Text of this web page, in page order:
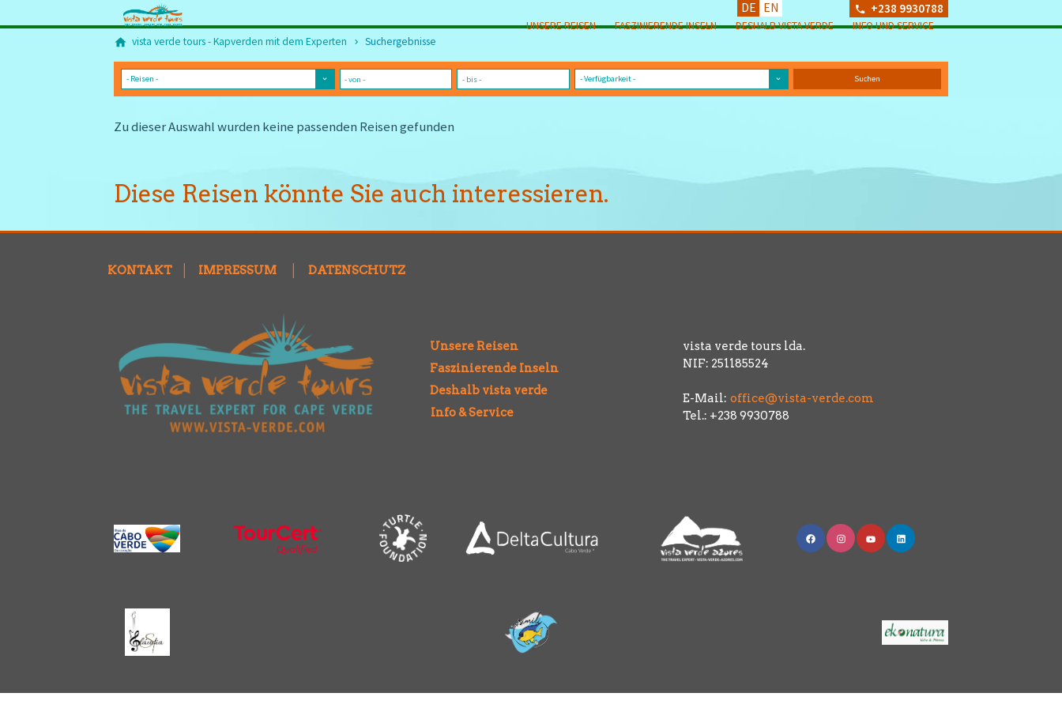
UNSERE REISEN FASZINIERENDE INSELN DESHALB VISTA VERDE INFO UND SERVICE
+238 9930788
DE EN
vista verde tours - Kapverden mit dem Experten Suchergebnisse
Zu dieser Auswahl wurden keine passenden Reisen gefunden
Diese Reisen könnte Sie auch interessieren.
KONTAKT IMPRESSUM DATENSCHUTZ
Unsere Reisen
Faszinierende Inseln
Deshalb vista verde
Info & Service
vista verde tours lda.
NIF: 251185524
E-Mail: office@vista-verde.com
Tel.: +238 9930788